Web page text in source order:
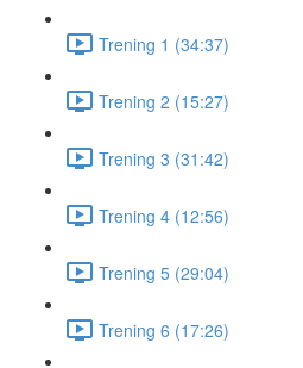
Trening 1 (34:37)
Trening 2 (15:27)
Trening 3 (31:42)
Trening 4 (12:56)
Trening 5 (29:04)
Trening 6 (17:26)